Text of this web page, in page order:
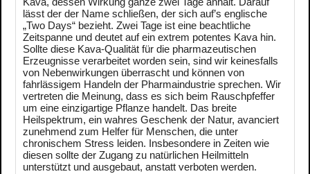
lässt der der Name schließen, der sich auf’s englische
„Two Days“ bezieht. Zwei Tage ist eine beachtliche
Zeitspanne und deutet auf ein extrem potentes Kava hin.
Sollte diese Kava-Qualität für die pharmazeutischen
Erzeugnisse verarbeitet worden sein, sind wir keinesfalls
von Nebenwirkungen überrascht und können von
fahrlässigem Handeln der Pharmaindustrie sprechen. Wir
vertreten die Meinung, dass es sich beim Rauschpfeffer
um eine einzigartige Pflanze handelt. Das breite
Heilspektrum, ein wahres Geschenk der Natur, avanciert
zunehmend zum Helfer für Menschen, die unter
chronischem Stress leiden. Insbesondere in Zeiten wie
diesen sollte der Zugang zu natürlichen Heilmitteln
unterstützt und ausgebaut, anstatt verboten werden.